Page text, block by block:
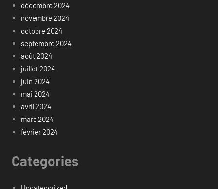
décembre 2024
novembre 2024
octobre 2024
septembre 2024
août 2024
juillet 2024
juin 2024
mai 2024
avril 2024
mars 2024
février 2024
Categories